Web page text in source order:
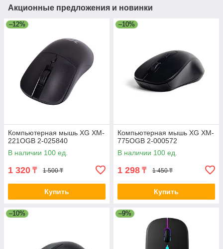
Акционные предложения и новинки
–12%
Компьютерная мышь XG XM-
221OGB 2-025840
В наличии 100 ед.
1 320 ₸ 1 500 ₸
Купить
–10%
Компьютерная мышь XG XM-
775OGB 2-000572
В наличии 100 ед.
1 298 ₸ 1 450 ₸
Купить
–10% –9%